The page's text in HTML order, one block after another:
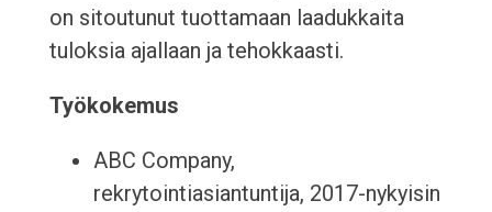
on sitoutunut tuottamaan laadukkaita
tuloksia ajallaan ja tehokkaasti.
Työkokemus
ABC Company,
rekrytointiasiantuntija, 2017-nykyisin